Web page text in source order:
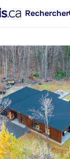
Rechercher